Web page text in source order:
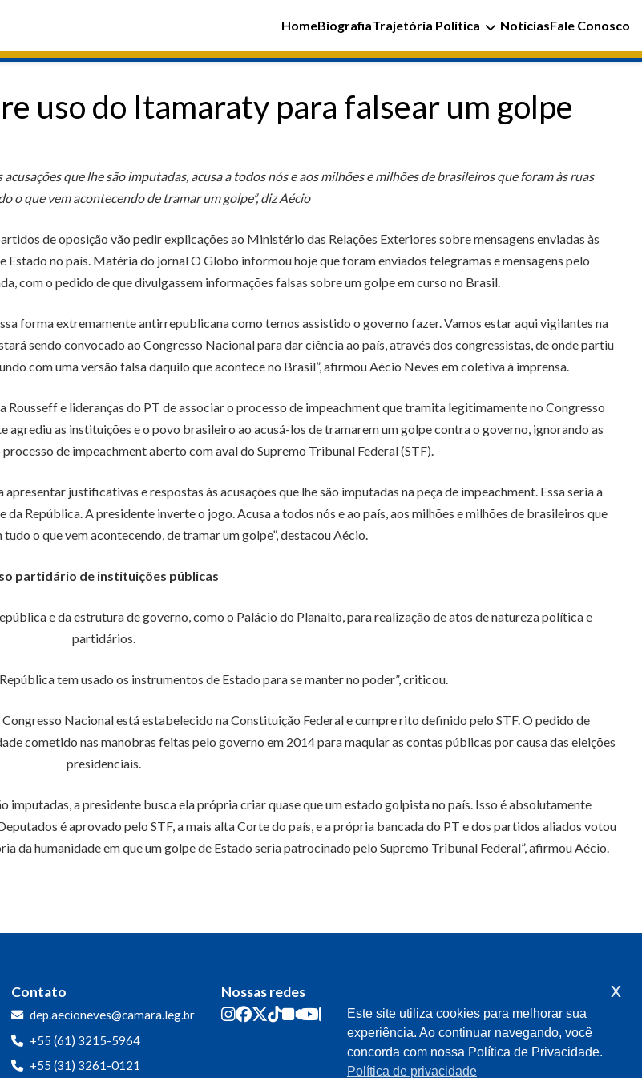
HomeBiografiaTrajetória Política NotíciasFale Conosco
uso do Itamaraty para falsear um golpe
que lhe são imputadas, acusa a todos nós e aos milhões e milhões de brasileiros que foram às ruas
o que vem acontecendo de tramar um golpe”, diz Aécio
de oposição vão pedir explicações ao Ministério das Relações Exteriores sobre mensagens enviadas às
no país. Matéria do jornal O Globo informou hoje que foram enviados telegramas e mensagens pelo
com o pedido de que divulgassem informações falsas sobre um golpe em curso no Brasil.
forma extremamente antirrepublicana como temos assistido o governo fazer. Vamos estar aqui vigilantes na
sendo convocado ao Congresso Nacional para dar ciência ao país, através dos congressistas, de onde partiu
com uma versão falsa daquilo que acontece no Brasil”, afirmou Aécio Neves em coletiva à imprensa.
e lideranças do PT de associar o processo de impeachment que tramita legitimamente no Congresso
as instituições e o povo brasileiro ao acusá-los de tramarem um golpe contra o governo, ignorando as
de impeachment aberto com aval do Supremo Tribunal Federal (STF).
justificativas e respostas às acusações que lhe são imputadas na peça de impeachment. Essa seria a
República. A presidente inverte o jogo. Acusa a todos nós e ao país, aos milhões e milhões de brasileiros que
o que vem acontecendo, de tramar um golpe”, destacou Aécio.
partidário de instituições públicas
e da estrutura de governo, como o Palácio do Planalto, para realização de atos de natureza política e
partidários.
tem usado os instrumentos de Estado para se manter no poder”, criticou.
Nacional está estabelecido na Constituição Federal e cumpre rito definido pelo STF. O pedido de
cometido nas manobras feitas pelo governo em 2014 para maquiar as contas públicas por causa das eleições
presidenciais.
imputadas, a presidente busca ela própria criar quase que um estado golpista no país. Isso é absolutamente
é aprovado pelo STF, a mais alta Corte do país, e a própria bancada do PT e dos partidos aliados votou
da humanidade em que um golpe de Estado seria patrocinado pelo Supremo Tribunal Federal”, afirmou Aécio.
Contato
dep.aecioneves@camara.leg.br
+55 (61) 3215-5964
+55 (31) 3261-0121
Nossas redes
Este site utiliza cookies para melhorar sua
experiência. Ao continuar navegando, você
concorda com nossa Política de Privacidade.
Política de privacidade
x